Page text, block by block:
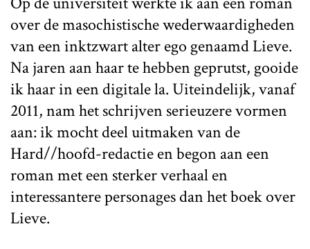
over de masochistische wederwaardigheden
van een inktzwart alter ego genaamd Lieve.
Na jaren aan haar te hebben geprutst, gooide
ik haar in een digitale la. Uiteindelijk, vanaf
2011, nam het schrijven serieuzere vormen
aan: ik mocht deel uitmaken van de
Hard//hoofd-redactie en begon aan een
roman met een sterker verhaal en
interessantere personages dan het boek over
Lieve.